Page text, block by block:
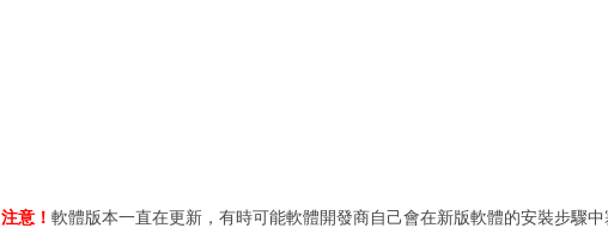
注意！ 軟體版本一直在更新，有時可能軟體開發商自己會在新版軟體的安裝步驟